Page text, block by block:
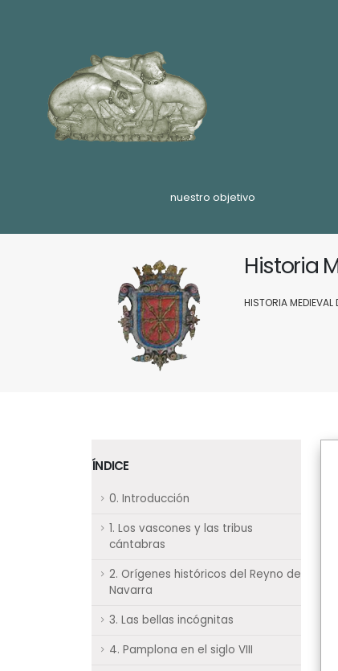
nuestro objetivo
Historia
HISTORIA MEDIEVAL
ÍNDICE
0. Introducción
1. Los vascones y las tribus
cántabras
2. Orígenes históricos del Reyno de
Navarra
3. Las bellas incógnitas
4. Pamplona en el siglo VIII